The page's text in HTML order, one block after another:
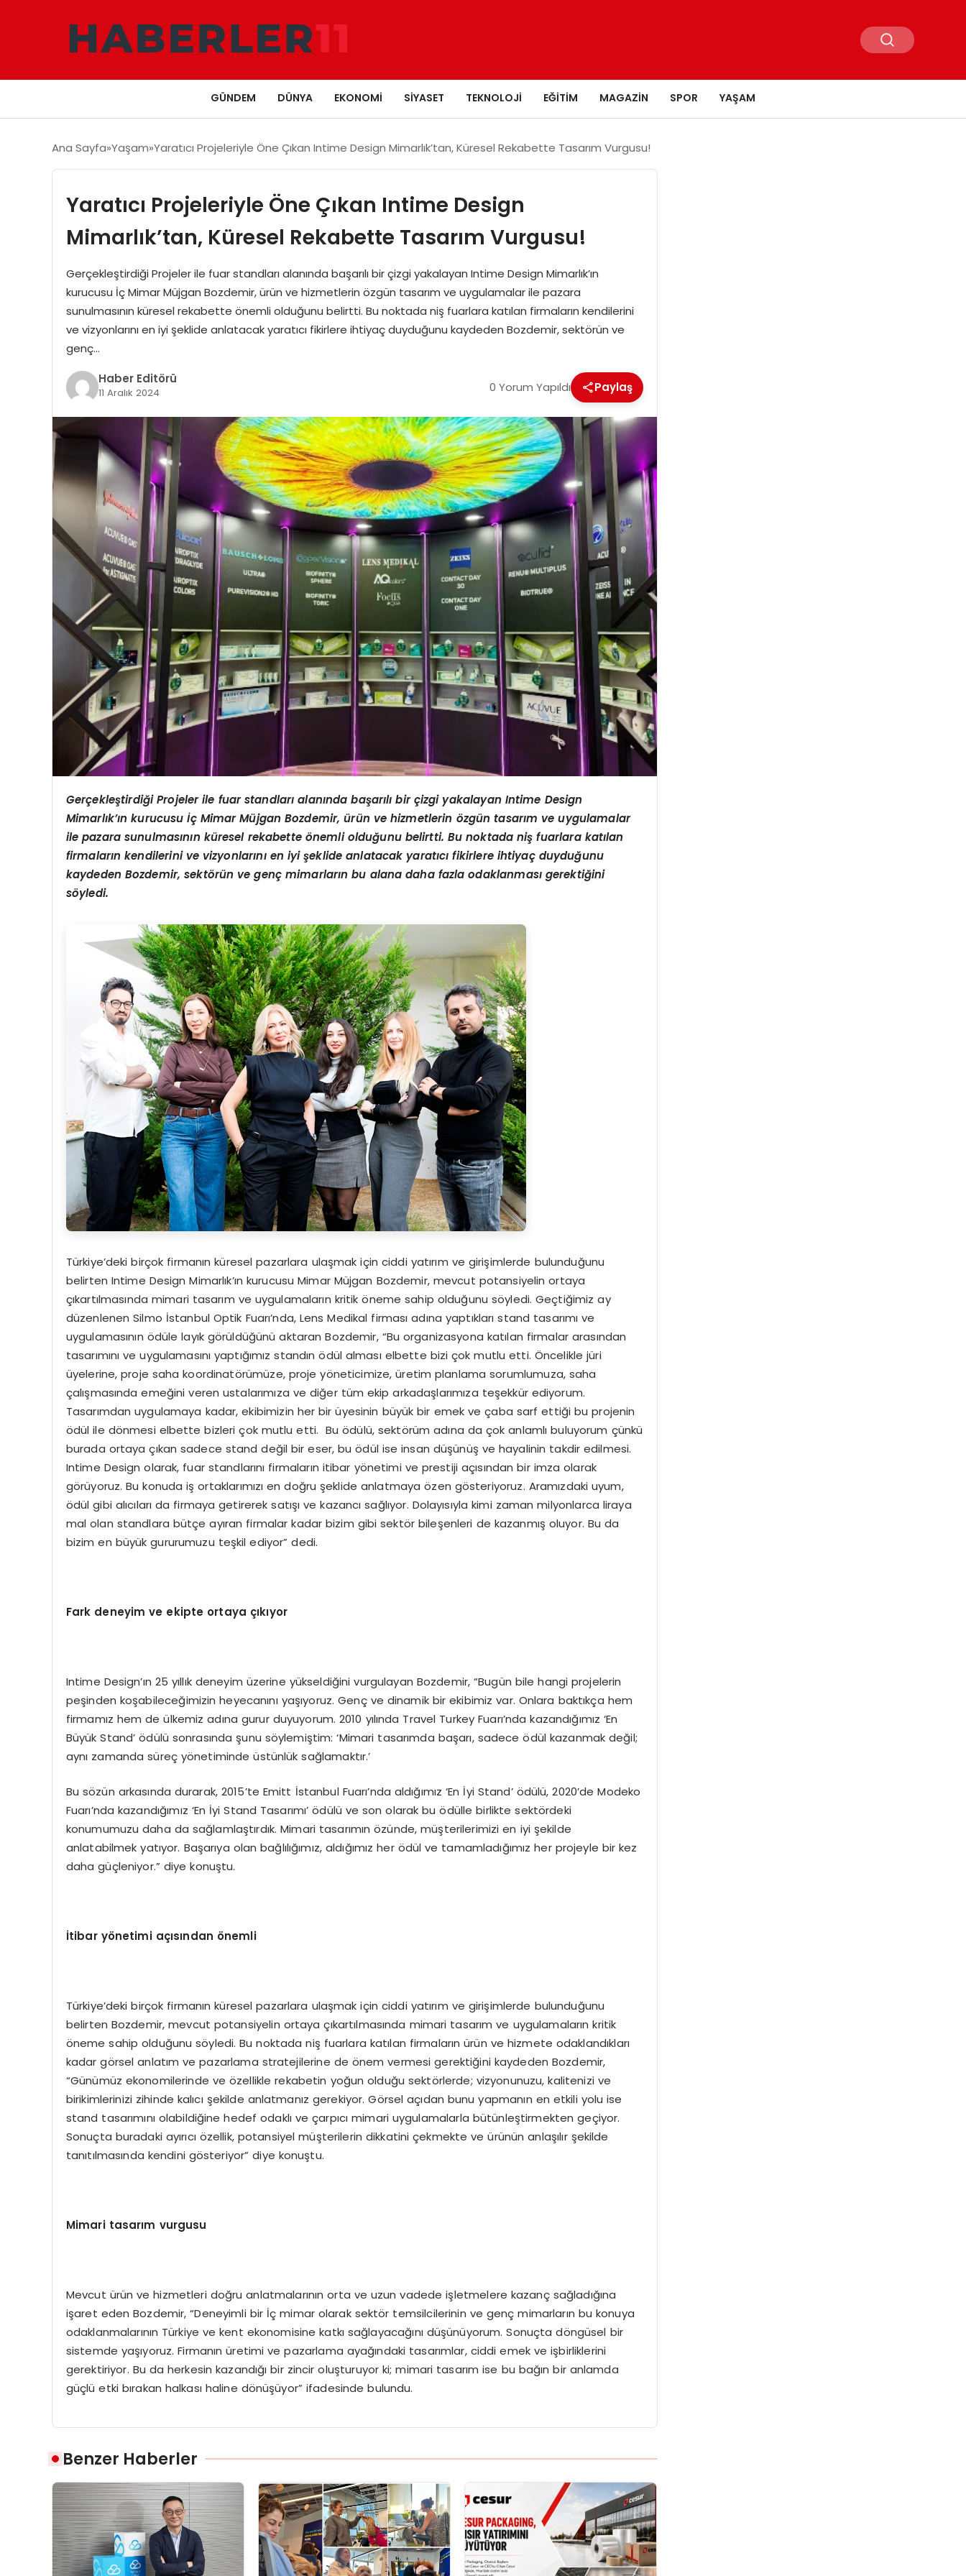
GÜNDEM DÜNYA EKONOMI SIYASET TEKNOLOJI EĞITIM MAGAZIN SPOR YAŞAM
Ana Sayfa Yaşam Yaratıcı Projeleriyle Öne Çıkan Intime Design Mimarlık’tan, Küresel Rekabette Tasarım Vurgusu!
Yaratıcı Projeleriyle Öne Çıkan Intime Design
Mimarlık’tan, Küresel Rekabette Tasarım Vurgusu!
Gerçekleştirdiği Projeler ile fuar standları alanında başarılı bir çizgi yakalayan Intime Design Mimarlık’ın
kurucusu İç Mimar Müjgan Bozdemir, ürün ve hizmetlerin özgün tasarım ve uygulamalar ile pazara
sunulmasının küresel rekabette önemli olduğunu belirtti. Bu noktada niş fuarlara katılan firmaların kendilerini
ve vizyonlarını en iyi şeklide anlatacak yaratıcı fikirlere ihtiyaç duyduğunu kaydeden Bozdemir, sektörün ve
genç…
Haber Editörü
11 Aralık 2024 0 Yorum Yapıldı Paylaş
Gerçekleştirdiği Projeler ile fuar standları alanında başarılı bir çizgi yakalayan Intime Design
Mimarlık’ın kurucusu İç Mimar Müjgan Bozdemir, ürün ve hizmetlerin özgün tasarım ve uygulamalar
ile pazara sunulmasının küresel rekabette önemli olduğunu belirtti. Bu noktada niş fuarlara katılan
firmaların kendilerini ve vizyonlarını en iyi şeklide anlatacak yaratıcı fikirlere ihtiyaç duyduğunu
kaydeden Bozdemir, sektörün ve genç mimarların bu alana daha fazla odaklanması gerektiğini
söyledi.
Türkiye’deki birçok firmanın küresel pazarlara ulaşmak için ciddi yatırım ve girişimlerde bulunduğunu
belirten Intime Design Mimarlık’ın kurucusu Mimar Müjgan Bozdemir, mevcut potansiyelin ortaya
çıkartılmasında mimari tasarım ve uygulamaların kritik öneme sahip olduğunu söyledi. Geçtiğimiz ay
düzenlenen Silmo İstanbul Optik Fuarı’nda, Lens Medikal firması adına yaptıkları stand tasarımı ve
uygulamasının ödüle layık görüldüğünü aktaran Bozdemir, “Bu organizasyona katılan firmalar arasından
tasarımını ve uygulamasını yaptığımız standın ödül alması elbette bizi çok mutlu etti. Öncelikle jüri
üyelerine, proje saha koordinatörümüze, proje yöneticimize, üretim planlama sorumlumuza, saha
çalışmasında emeğini veren ustalarımıza ve diğer tüm ekip arkadaşlarımıza teşekkür ediyorum.
Tasarımdan uygulamaya kadar, ekibimizin her bir üyesinin büyük bir emek ve çaba sarf ettiği bu projenin
ödül ile dönmesi elbette bizleri çok mutlu etti. Bu ödülü, sektörüm adına da çok anlamlı buluyorum çünkü
burada ortaya çıkan sadece stand değil bir eser, bu ödül ise insan düşünüş ve hayalinin takdir edilmesi.
Intime Design olarak, fuar standlarını firmaların itibar yönetimi ve prestiji açısından bir imza olarak
görüyoruz. Bu konuda iş ortaklarımızı en doğru şeklide anlatmaya özen gösteriyoruz. Aramızdaki uyum,
ödül gibi alıcıları da firmaya getirerek satışı ve kazancı sağlıyor. Dolayısıyla kimi zaman milyonlarca liraya
mal olan standlara bütçe ayıran firmalar kadar bizim gibi sektör bileşenleri de kazanmış oluyor. Bu da
bizim en büyük gururumuzu teşkil ediyor” dedi.
Fark deneyim ve ekipte ortaya çıkıyor
Intime Design’ın 25 yıllık deneyim üzerine yükseldiğini vurgulayan Bozdemir, “Bugün bile hangi projelerin
peşinden koşabileceğimizin heyecanını yaşıyoruz. Genç ve dinamik bir ekibimiz var. Onlara baktıkça hem
firmamız hem de ülkemiz adına gurur duyuyorum. 2010 yılında Travel Turkey Fuarı’nda kazandığımız ‘En
Büyük Stand’ ödülü sonrasında şunu söylemiştim: ‘Mimari tasarımda başarı, sadece ödül kazanmak değil;
aynı zamanda süreç yönetiminde üstünlük sağlamaktır.’
Bu sözün arkasında durarak, 2015’te Emitt İstanbul Fuarı’nda aldığımız ‘En İyi Stand’ ödülü, 2020’de Modeko
Fuarı’nda kazandığımız ‘En İyi Stand Tasarımı’ ödülü ve son olarak bu ödülle birlikte sektördeki
konumumuzu daha da sağlamlaştırdık. Mimari tasarımın özünde, müşterilerimizi en iyi şekilde
anlatabilmek yatıyor. Başarıya olan bağlılığımız, aldığımız her ödül ve tamamladığımız her projeyle bir kez
daha güçleniyor.” diye konuştu.
İtibar yönetimi açısından önemli
Türkiye’deki birçok firmanın küresel pazarlara ulaşmak için ciddi yatırım ve girişimlerde bulunduğunu
belirten Bozdemir, mevcut potansiyelin ortaya çıkartılmasında mimari tasarım ve uygulamaların kritik
öneme sahip olduğunu söyledi. Bu noktada niş fuarlara katılan firmaların ürün ve hizmete odaklandıkları
kadar görsel anlatım ve pazarlama stratejilerine de önem vermesi gerektiğini kaydeden Bozdemir,
“Günümüz ekonomilerinde ve özellikle rekabetin yoğun olduğu sektörlerde; vizyonunuzu, kalitenizi ve
birikimlerinizi zihinde kalıcı şekilde anlatmanız gerekiyor. Görsel açıdan bunu yapmanın en etkili yolu ise
stand tasarımını olabildiğine hedef odaklı ve çarpıcı mimari uygulamalarla bütünleştirmekten geçiyor.
Sonuçta buradaki ayırıcı özellik, potansiyel müşterilerin dikkatini çekmekte ve ürünün anlaşılır şekilde
tanıtılmasında kendini gösteriyor” diye konuştu.
Mimari tasarım vurgusu
Mevcut ürün ve hizmetleri doğru anlatmalarının orta ve uzun vadede işletmelere kazanç sağladığına
işaret eden Bozdemir, “Deneyimli bir İç mimar olarak sektör temsilcilerinin ve genç mimarların bu konuya
odaklanmalarının Türkiye ve kent ekonomisine katkı sağlayacağını düşünüyorum. Sonuçta döngüsel bir
sistemde yaşıyoruz. Firmanın üretimi ve pazarlama ayağındaki tasarımlar, ciddi emek ve işbirliklerini
gerektiriyor. Bu da herkesin kazandığı bir zincir oluşturuyor ki; mimari tasarım ise bu bağın bir anlamda
güçlü etki bırakan halkası haline dönüşüyor” ifadesinde bulundu.
Benzer Haberler